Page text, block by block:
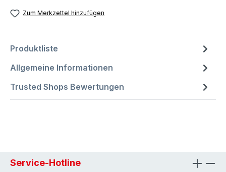
Zum Merkzettel hinzufügen
Produktliste
Allgemeine Informationen
Trusted Shops Bewertungen
Service-Hotline